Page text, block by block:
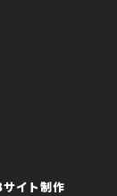
サイト制作